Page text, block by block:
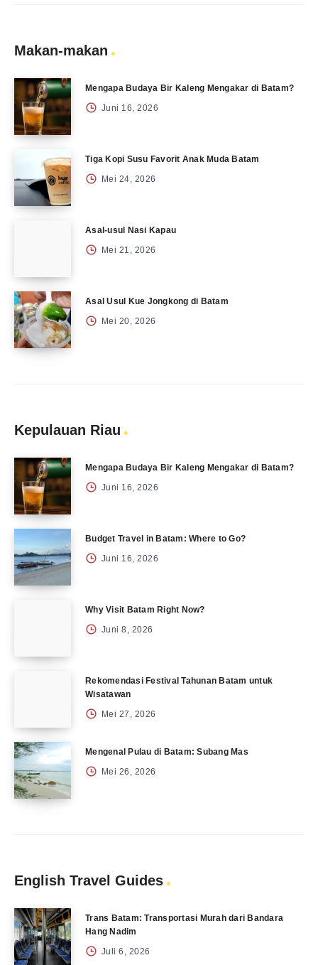
Makan-makan
Mengapa Budaya Bir Kaleng Mengakar di Batam?
Juni 16, 2026
Tiga Kopi Susu Favorit Anak Muda Batam
Mei 24, 2026
Asal-usul Nasi Kapau
Mei 21, 2026
Asal Usul Kue Jongkong di Batam
Mei 20, 2026
Kepulauan Riau
Mengapa Budaya Bir Kaleng Mengakar di Batam?
Juni 16, 2026
Budget Travel in Batam: Where to Go?
Juni 16, 2026
Why Visit Batam Right Now?
Juni 8, 2026
Rekomendasi Festival Tahunan Batam untuk
Wisatawan
Mei 27, 2026
Mengenal Pulau di Batam: Subang Mas
Mei 26, 2026
English Travel Guides
Trans Batam: Transportasi Murah dari Bandara
Hang Nadim
Juli 6, 2026